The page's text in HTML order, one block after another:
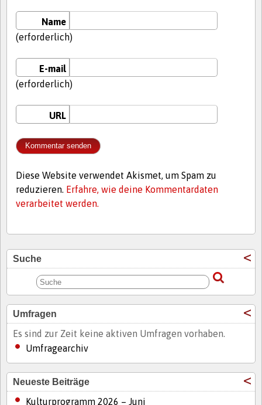
Name
(erforderlich)
E-mail
(erforderlich)
URL
Diese Website verwendet Akismet, um Spam zu
reduzieren. Erfahre, wie deine Kommentardaten
verarbeitet werden.
Suche
Umfragen
Es sind zur Zeit keine aktiven Umfragen vorhaben.
Umfragearchiv
Neueste Beiträge
Kulturprogramm 2026 – Juni